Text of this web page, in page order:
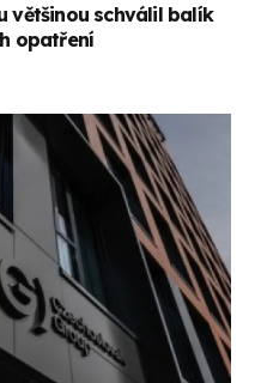
většinou schválil balík
opatření